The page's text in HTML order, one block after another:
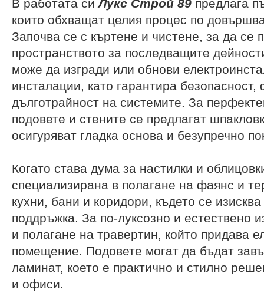
В работата сиЛукс Строй 89 предлага
които обхващат целия процес по
Започва се с къртене и чистене, за да се
пространството за последващите
може да изгради или обнови
инсталации, като гарантира
дълготрайност на системите. За
подовете и стените се предлагат
осигуряват гладка основа и безупречно
Когато става дума за настилки и
специализирана в полагане на фаянс и
кухни, бани и коридори, където се
поддръжка. За по-луксозно и естествено
и полагане на травертин, който придава
помещение. Подовете могат да бъдат
ламинат, което е практично и стилно
и офиси.